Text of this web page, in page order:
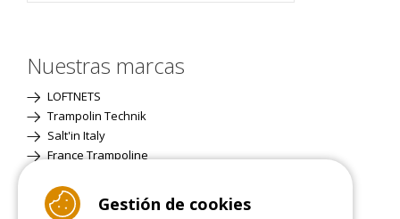
Nuestras marcas
LOFTNETS
Trampolin Technik
Salt'in Italy
France Trampoline
Página ClásicaGestión de cookies